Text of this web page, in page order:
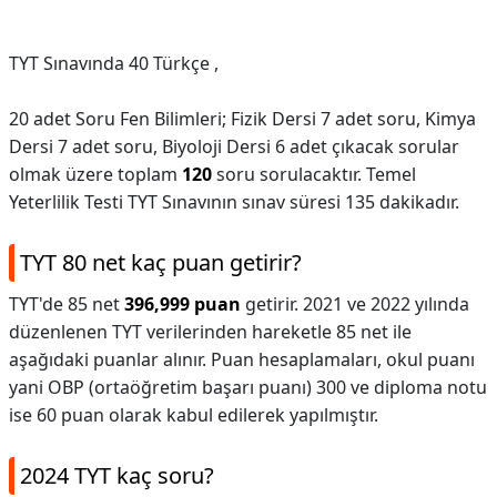
TYT Sınavında 40 Türkçe ,
20 adet Soru Fen Bilimleri; Fizik Dersi 7 adet soru, Kimya
Dersi 7 adet soru, Biyoloji Dersi 6 adet çıkacak sorular
olmak üzere toplam 120soru sorulacaktır. Temel
Yeterlilik Testi TYT Sınavının sınav süresi 135 dakikadır.
TYT 80 net kaç puan getirir?
TYT'de 85 net396,999 puan getirir. 2021 ve 2022 yılında
düzenlenen TYT verilerinden hareketle 85 net ile
aşağıdaki puanlar alınır. Puan hesaplamaları, okul puanı
yani OBP (ortaöğretim başarı puanı) 300 ve diploma notu
ise 60 puan olarak kabul edilerek yapılmıştır.
2024 TYT kaç soru?